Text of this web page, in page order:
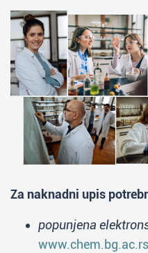
Za naknadni upis
popunjena